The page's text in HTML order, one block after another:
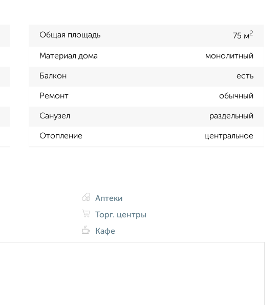
Общая площадь 75 м2
Материал дома монолитный
Балкон есть
Ремонт обычный
Санузел раздельный
Отопление центральное
Аптеки
Торг. центры
Кафе